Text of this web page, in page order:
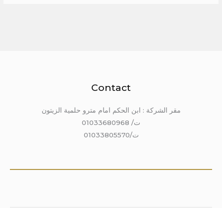
Contact
مقر الشركة : ابن الحكم امام مترو حلمية الزيتون
ت/ 01033680968
ت/01033805570